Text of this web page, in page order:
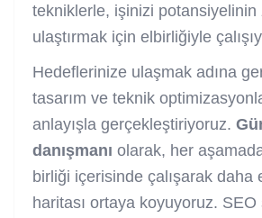
tekniklerle, işinizi potansiyelinin
ulaştırmak için elbirliğiyle
Hedeflerinize ulaşmak adına
tasarım ve teknik
anlayışla gerçekleştiriyoruz.
danışmanı olarak, her
birliği içerisinde çalışarak daha
haritası ortaya koyuyoruz.